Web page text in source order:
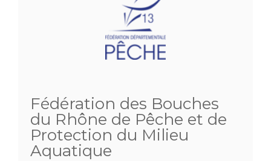
Fédération des Bouches
du Rhône de Pêche et de
Protection du Milieu
Aquatique